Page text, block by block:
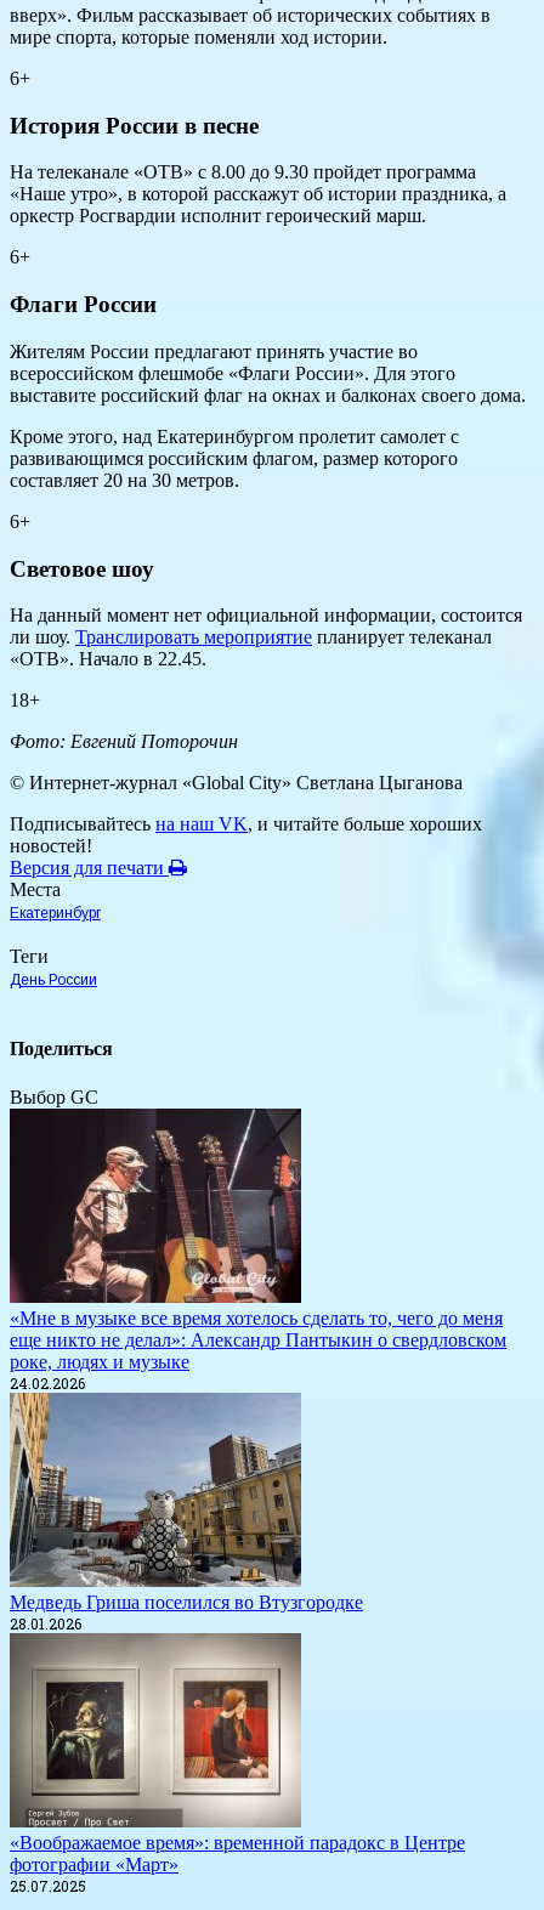
вверх». Фильм рассказывает об исторических событиях в
мире спорта, которые поменяли ход истории.
6+
История России в песне
На телеканале «ОТВ» с 8.00 до 9.30 пройдет программа
«Наше утро», в которой расскажут об истории праздника, а
оркестр Росгвардии исполнит героический марш.
6+
Флаги России
Жителям России предлагают принять участие во
всероссийском флешмобе «Флаги России». Для этого
выставите российский флаг на окнах и балконах своего дома.
Кроме этого, над Екатеринбургом пролетит самолет с
развивающимся российским флагом, размер которого
составляет 20 на 30 метров.
6+
Световое шоу
На данный момент нет официальной информации, состоится
ли шоу. Транслировать мероприятие планирует телеканал
«ОТВ». Начало в 22.45.
18+
Фото: Евгений Поторочин
© Интернет-журнал «Global City» Светлана Цыганова
Подписывайтесь на наш VK, и читайте больше хороших
новостей!
Версия для печати
Места
Екатеринбург
Теги
День России
Поделиться
Выбор GC
«Мне в музыке все время хотелось сделать то, чего до меня
еще никто не делал»: Александр Пантыкин о свердловском
роке, людях и музыке
24.02.2026
Медведь Гриша поселился во Втузгородке
28.01.2026
«Воображаемое время»: временной парадокс в Центре
фотографии «Март»
25.07.2025